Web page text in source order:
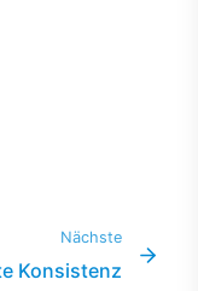
Nächste
Konsistenz